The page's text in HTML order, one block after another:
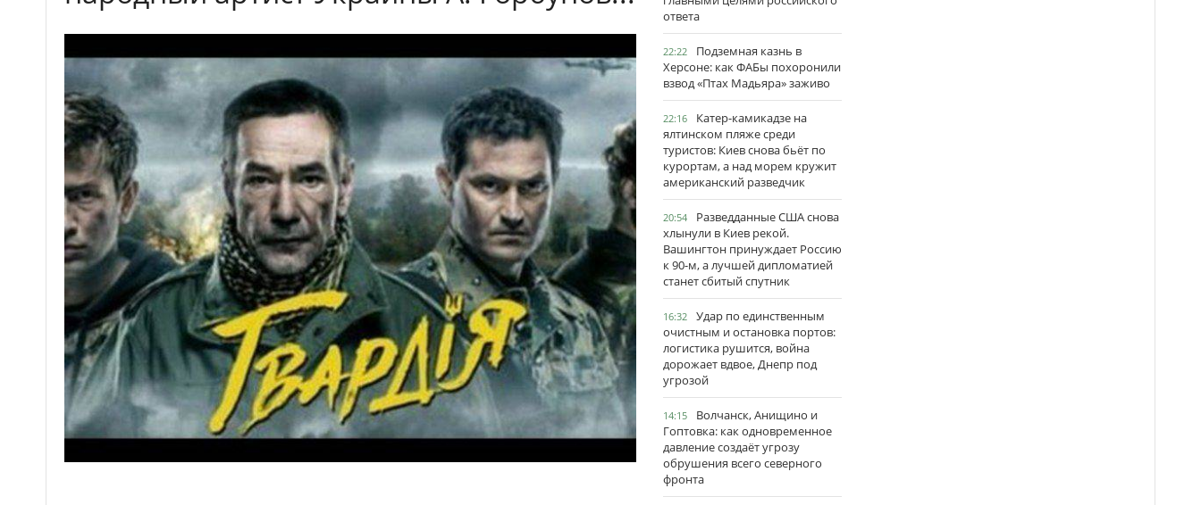
ответа
22:22
Подземная казнь в
Херсоне: как ФАБы похоронили
взвод «Птах Мадьяра» заживо
22:16
Катер-камикадзе на
ялтинском пляже среди
туристов: Киев снова бьёт по
курортам, а над морем кружит
американский разведчик
20:54
Разведданные США снова
хлынули в Киев рекой.
Вашингтон принуждает Россию
к 90-м, а лучшей дипломатией
станет сбитый спутник
16:32
Удар по единственным
очистным и остановка портов:
логистика рушится, война
дорожает вдвое, Днепр под
угрозой
14:15
Волчанск, Анищино и
Гоптовка: как одновременное
давление создаёт угрозу
обрушения всего северного
фронта